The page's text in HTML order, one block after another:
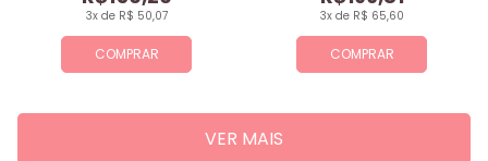
COMPRAR
3x de R$ 50,07
COMPRAR
3x de R$ 65,60
VER MAIS